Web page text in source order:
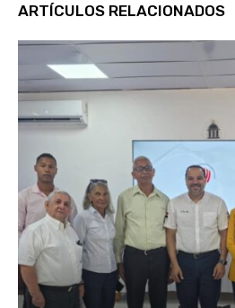
ARTÍCULOS RELACIONADOS